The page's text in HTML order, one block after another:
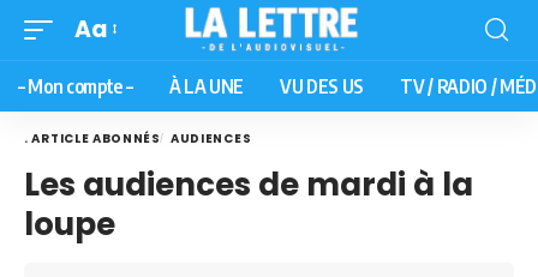
Aa
– Mon compte – À LA UNE VU DES US TV / RADIO /
. ARTICLE ABONNÉS AUDIENCES
Les audiences de mardi à la
loupe